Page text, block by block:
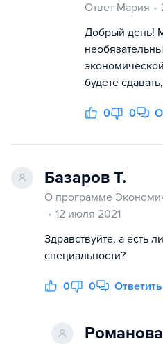
Ответ Мария
Добрый день!
будете
0 0
Базаров Т.
О программе
12 июля 2021
Здравствуйте, а есть
специальности?
0 0 Ответить